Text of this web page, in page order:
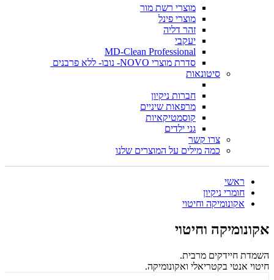
מוצרי רשת מור
מוצרי פינל
זהר דליה
יעקבי
MD-Clean Professional
סדרת מוצרי NOVO- נובו- ללא פרבנים
סיטונאות
חברות ניקיון
מרפאות שיניים
קוסמטיקאיות
גני ילדים
צרו קשר
כמה מילים על המוצרים שלנו
ראשי
חומרי ניקיון
אקונומיקה וחיטוי
אקונומיקה וחיטוי
השמדת חיידקים מרבית.
חיטוי אנטי בקטריאלי ואקונומיקה.